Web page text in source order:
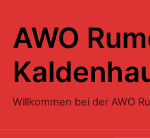
AWO
Willkommen bei der AWO